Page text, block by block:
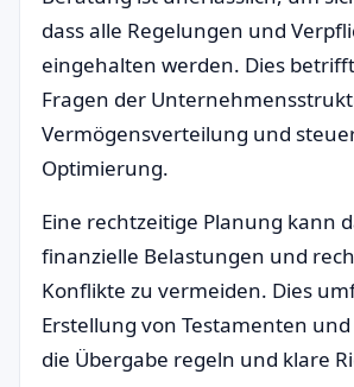
dass alle Regelungen und
eingehalten werden. Dies
Fragen der
Vermögensverteilung und
Optimierung.
Eine rechtzeitige Planung kann
finanzielle Belastungen und
Konflikte zu vermeiden. Dies
Erstellung von Testamenten
die Übergabe regeln und klare